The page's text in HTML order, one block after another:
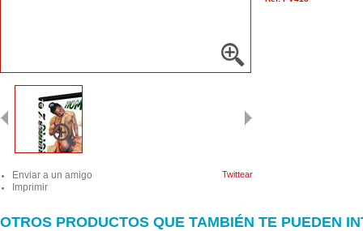
Enviar a un amigo
Imprimir
Twittear
OTROS PRODUCTOS QUE TAMBIÉN TE PUEDEN